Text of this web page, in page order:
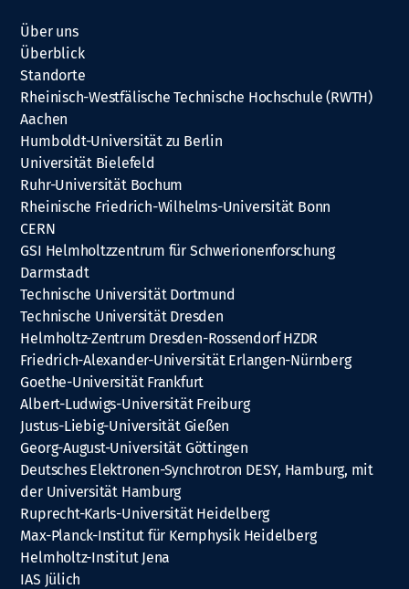
Über uns
Überblick
Standorte
Rheinisch-Westfälische Technische Hochschule (RWTH)
Aachen
Humboldt-Universität zu Berlin
Universität Bielefeld
Ruhr-Universität Bochum
Rheinische Friedrich-Wilhelms-Universität Bonn
CERN
GSI Helmholtzzentrum für Schwerionenforschung
Darmstadt
Technische Universität Dortmund
Technische Universität Dresden
Helmholtz-Zentrum Dresden-Rossendorf HZDR
Friedrich-Alexander-Universität Erlangen-Nürnberg
Goethe-Universität Frankfurt
Albert-Ludwigs-Universität Freiburg
Justus-Liebig-Universität Gießen
Georg-August-Universität Göttingen
Deutsches Elektronen-Synchrotron DESY, Hamburg, mit
der Universität Hamburg
Ruprecht-Karls-Universität Heidelberg
Max-Planck-Institut für Kernphysik Heidelberg
Helmholtz-Institut Jena
IAS Jülich